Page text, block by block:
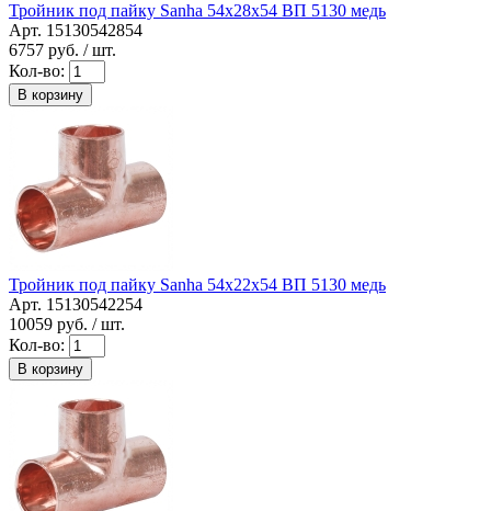
Тройник под пайку Sanha 54x28x54 ВП 5130 медь
Арт. 15130542854
6757 руб. / шт.
Кол-во:
В корзину
Тройник под пайку Sanha 54x22x54 ВП 5130 медь
Арт. 15130542254
10059 руб. / шт.
Кол-во:
В корзину